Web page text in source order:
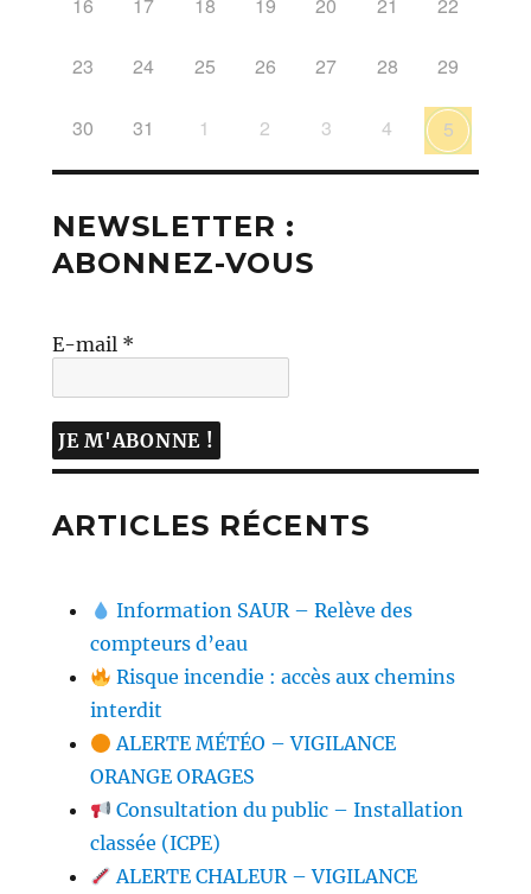
23 24 25 26 27 28 29
30 31 1 2 3 4 5
NEWSLETTER :
ABONNEZ-VOUS
E-mail *
ARTICLES RÉCENTS
Information SAUR – Relève des
compteurs d’eau
Risque incendie : accès aux chemins
interdit
ALERTE MÉTÉO – VIGILANCE
ORANGE ORAGES
Consultation du public – Installation
classée (ICPE)
ALERTE CHALEUR – VIGILANCE